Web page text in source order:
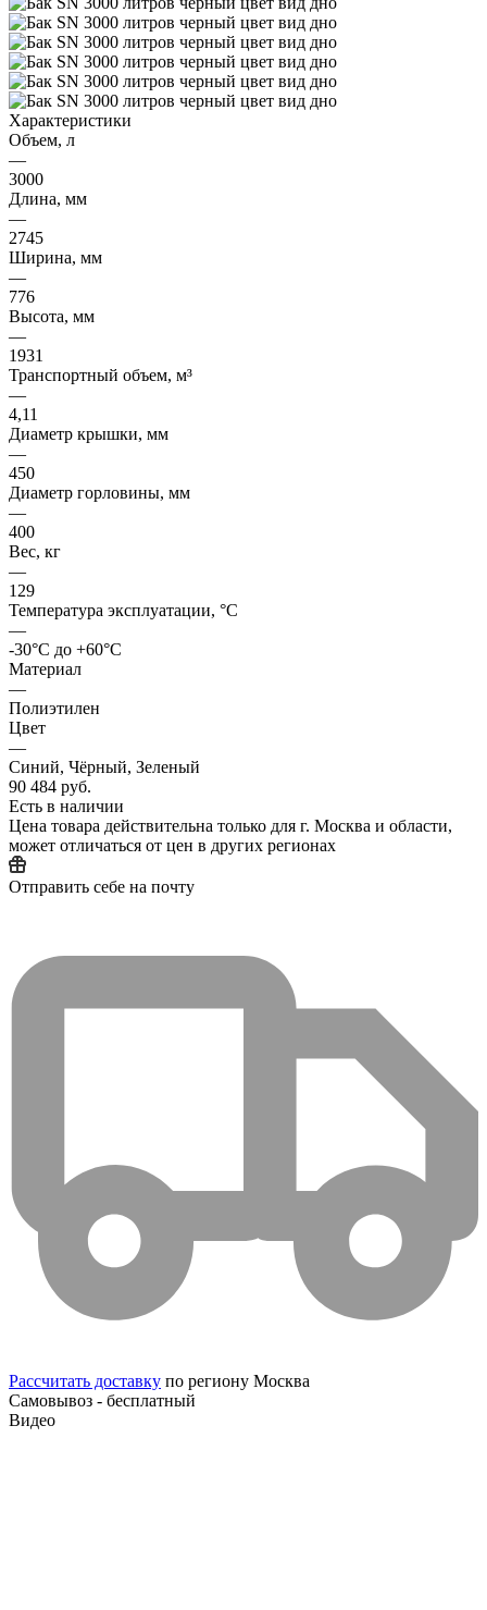
Характеристики
Объем, л
—
3000
Длина, мм
—
2745
Ширина, мм
—
776
Высота, мм
—
1931
Транспортный объем, м³
—
4,11
Диаметр крышки, мм
—
450
Диаметр горловины, мм
—
400
Вес, кг
—
129
Температура эксплуатации, °C
—
-30°C до +60°C
Материал
—
Полиэтилен
Цвет
—
Синий, Чёрный, Зеленый
90 484 руб.
Есть в наличии
Цена товара действительна только для г. Москва и области,
может отличаться от цен в других регионах
Отправить себе на почту
Рассчитать доставку по региону Москва
Самовывоз - бесплатный
Видео